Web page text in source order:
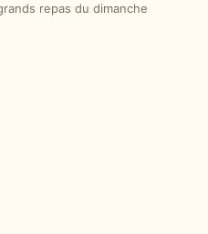
repas du dimanche